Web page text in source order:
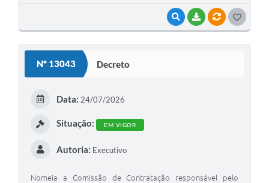
VISUALIZAR
BAIXARVÍNCULOS
Nº 13043 Decreto
Data: 24/07/2026
Situação: EM VIGOR
Autoria: Executivo
Nomeia a Comissão de Contratação responsável pelo